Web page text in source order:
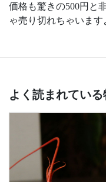
価格も驚きの500円と
ゃ売り切れちゃいます
よく読まれている